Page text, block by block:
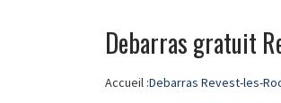
Debarras gratuit
Accueil :Debarras Revest-les-